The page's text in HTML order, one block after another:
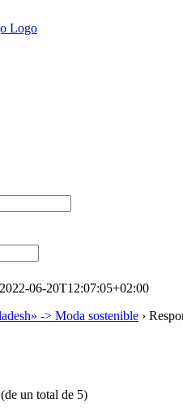
2022-06-20T12:07:05+02:00
-> Moda sostenible ›
un total de 5)